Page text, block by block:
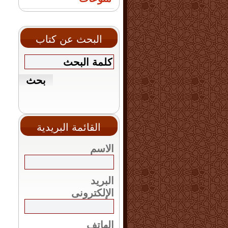
البحث عن كتاب
القائمة البريدية
الاسم
البريد
الإلكترونى
الهاتف